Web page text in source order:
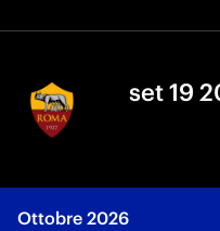
set 19
Ottobre 2026